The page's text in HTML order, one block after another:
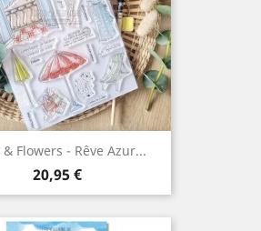
& Flowers - Rêve Azur...
Prix
20,95 €